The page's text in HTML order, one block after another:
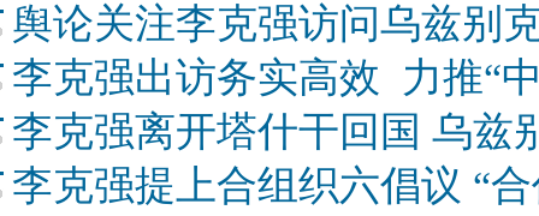
舆论关注李克强访问乌兹别
李克强出访务实高效 力推“
李克强离开塔什干回国 乌兹
李克强提上合组织六倡议 “